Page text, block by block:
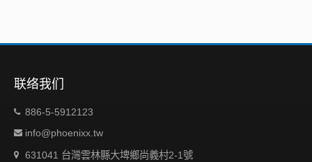
联络我们
886-5-5912123
info@phoenixx.tw
631041 台灣雲林縣大埤鄉尚義村2-1號